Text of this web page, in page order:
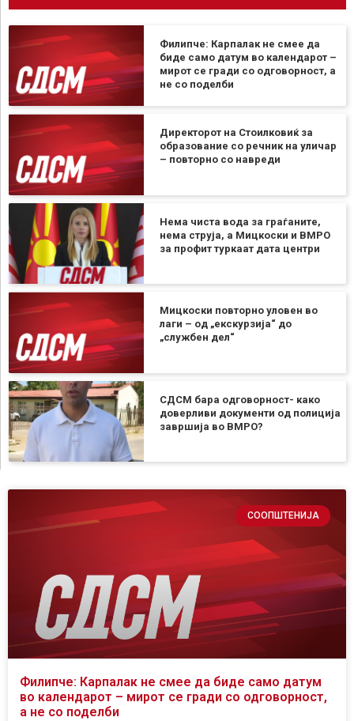
Филипче: Карпалак не смее да
биде само датум во календарот –
мирот се гради со одговорност, а
не со поделби
Директорот на Стоилковиќ за
образование со речник на уличар
– повторно со навреди
Нема чиста вода за граѓаните,
нема струја, а Мицкоски и ВМРО
за профит туркаат дата центри
Мицкоски повторно уловен во
лаги – од „екскурзија“ до
„службен дел“
СДСМ бара одговорност- како
доверливи документи од полиција
завршија во ВМРО?
СООПШТЕНИЈА
Филипче: Карпалак не смее да биде само датум
во календарот – мирот се гради со одговорност,
а не со поделби